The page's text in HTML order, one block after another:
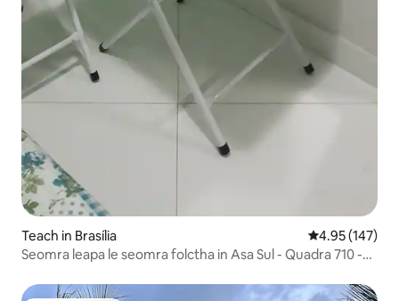
Teach in Brasília Meánrátáil
4.95 (147)
Seomra leapa le seomra folctha in Asa Sul - Quadra 710 -